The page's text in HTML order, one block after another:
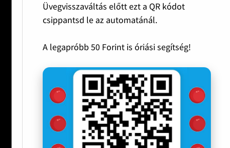
Üvegvisszaváltás előtt ezt a QR kódot
csippantsd le az automatánál.
A legapróbb 50 Forint is óriási segítség!